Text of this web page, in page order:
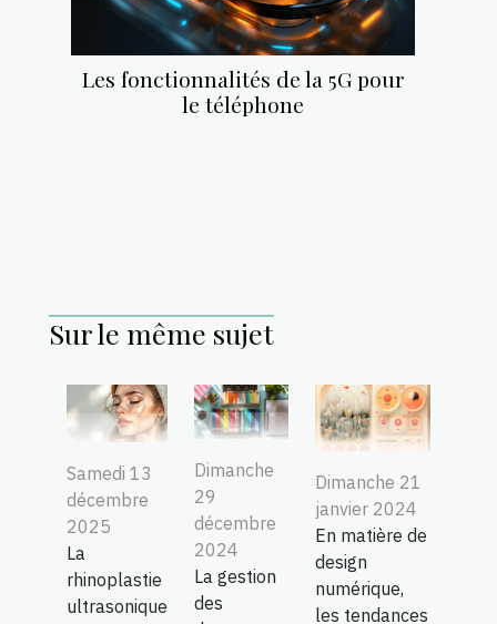
Les fonctionnalités de la 5G pour
le téléphone
Sur le même sujet
Samedi 13
décembre
2025
La
rhinoplastie
ultrasonique
Dimanche
29
décembre
2024
La gestion
des
Dimanche 21
janvier 2024
En matière de
design
numérique,
les tendances